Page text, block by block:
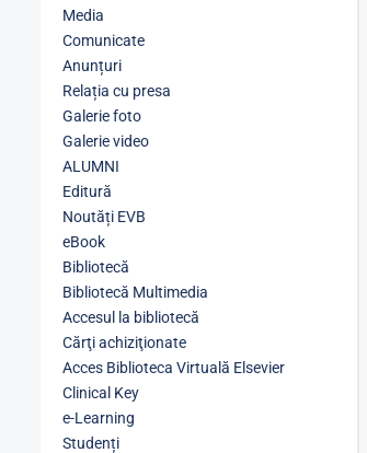
Media
Comunicate
Anunțuri
Relația cu presa
Galerie foto
Galerie video
ALUMNI
Editură
Noutăți EVB
eBook
Bibliotecă
Bibliotecă Multimedia
Accesul la bibliotecă
Cărţi achiziţionate
Acces Biblioteca Virtuală Elsevier
Clinical Key
e-Learning
Studenți